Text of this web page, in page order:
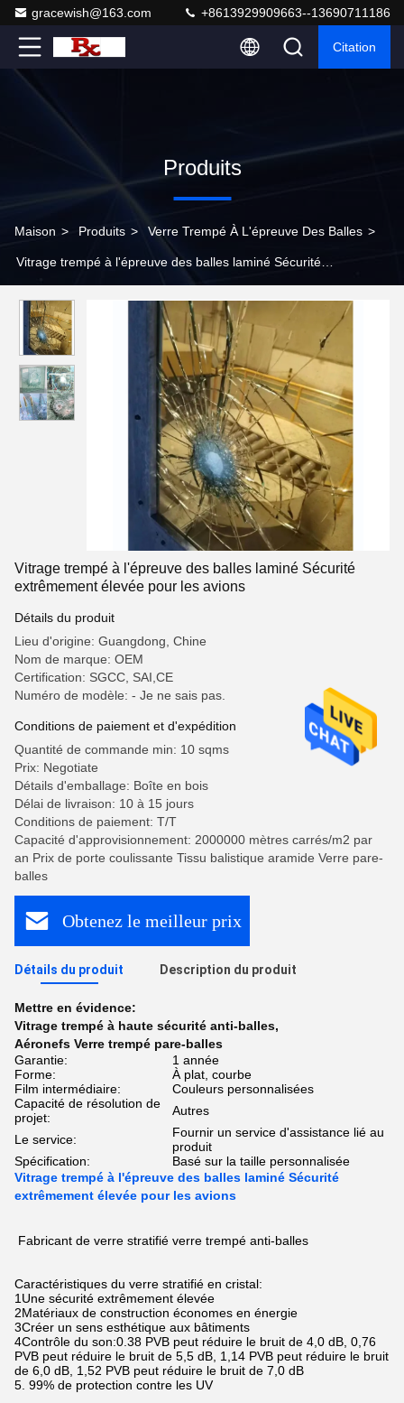
gracewish@163.com +8613929909663--13690711186
Citation
Produits
Maison > Produits > Verre Trempé À L'épreuve Des Balles >
Vitrage trempé à l'épreuve des balles laminé Sécurité
Vitrage trempé à l'épreuve des balles laminé Sécurité
extrêmement élevée pour les avions
Détails du produit
Lieu d'origine: Guangdong, Chine
Nom de marque: OEM
Certification: SGCC, SAI,CE
Numéro de modèle: - Je ne sais pas.
Conditions de paiement et d'expédition
Quantité de commande min: 10 sqms
Prix: Negotiate
Détails d'emballage: Boîte en bois
Délai de livraison: 10 à 15 jours
Conditions de paiement: T/T
Capacité d'approvisionnement: 2000000 mètres carrés/m2 par
an Prix de porte coulissante Tissu balistique aramide Verre pare-
balles
Obtenez le meilleur prix
Détails du produit Description du produit
Mettre en évidence:
Vitrage trempé à haute sécurité anti-balles,
Aéronefs Verre trempé pare-balles
Garantie:
1 année
Forme:
À plat, courbe
Film intermédiaire:
Couleurs personnalisées
Capacité de résolution de
projet:
Autres
Le service:
Fournir un service d'assistance lié au
produit
Spécification:
Basé sur la taille personnalisée
Vitrage trempé à l'épreuve des balles laminé Sécurité
extrêmement élevée pour les avions
Fabricant de verre stratifié verre trempé anti-balles
Caractéristiques du verre stratifié en cristal:
1Une sécurité extrêmement élevée
2Matériaux de construction économes en énergie
3Créer un sens esthétique aux bâtiments
4Contrôle du son:0.38 PVB peut réduire le bruit de 4,0 dB, 0,76
PVB peut réduire le bruit de 5,5 dB, 1,14 PVB peut réduire le bruit
de 6,0 dB, 1,52 PVB peut réduire le bruit de 7,0 dB
5. 99% de protection contre les UV